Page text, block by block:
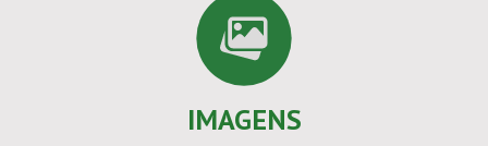
IMAGENS